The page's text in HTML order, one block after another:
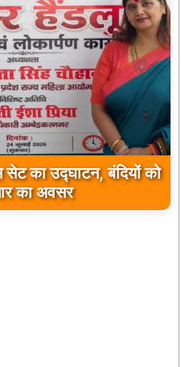
सेट का उद्घाटन, बंदियों को
का अवसर